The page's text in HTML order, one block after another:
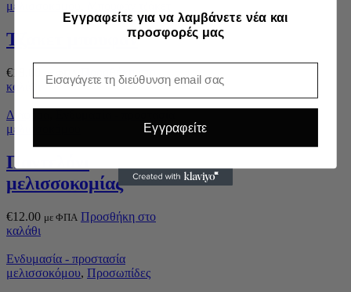
μελισσοκόμου
Τζακετ μπουφαν
€18.00 με ΦΠΑ
Προσθήκη στο
καλάθι
Διάφορα
μελισσοκόμου
Παντελόνι
μελισσοκομίας
€12.00 με ΦΠΑ Προσθήκη στο
καλάθι
Ενδυμασία - προστασία
μελισσοκόμου, Προσωπίδες
Εγγραφείτε για να λαμβάνετε νέα και
προσφορές μας
Email
Εγγραφείτε